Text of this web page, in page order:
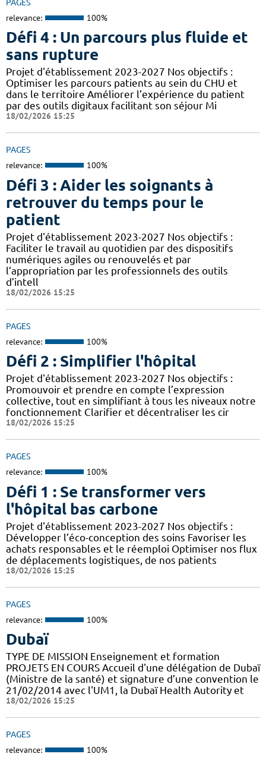
PAGES
relevance: 100%
Défi 4 : Un parcours plus fluide et
sans rupture
Projet d'établissement 2023-2027 Nos objectifs :
Optimiser les parcours patients au sein du CHU et
dans le territoire Améliorer l’expérience du patient
par des outils digitaux facilitant son séjour Mi
18/02/2026 15:25
PAGES
relevance: 100%
Défi 3 : Aider les soignants à
retrouver du temps pour le
patient
Projet d'établissement 2023-2027 Nos objectifs :
Faciliter le travail au quotidien par des dispositifs
numériques agiles ou renouvelés et par
l’appropriation par les professionnels des outils
d’intell
18/02/2026 15:25
PAGES
relevance: 100%
Défi 2 : Simplifier l'hôpital
Projet d'établissement 2023-2027 Nos objectifs :
Promouvoir et prendre en compte l’expression
collective, tout en simplifiant à tous les niveaux notre
fonctionnement Clarifier et décentraliser les cir
18/02/2026 15:25
PAGES
relevance: 100%
Défi 1 : Se transformer vers
l'hôpital bas carbone
Projet d'établissement 2023-2027 Nos objectifs :
Développer l’éco-conception des soins Favoriser les
achats responsables et le réemploi Optimiser nos flux
de déplacements logistiques, de nos patients
18/02/2026 15:25
PAGES
relevance: 100%
Dubaï
TYPE DE MISSION Enseignement et formation
PROJETS EN COURS Accueil d'une délégation de Dubaï
(Ministre de la santé) et signature d’une convention le
21/02/2014 avec l'UM1, la Dubaï Health Autority et
18/02/2026 15:25
PAGES
relevance: 100%